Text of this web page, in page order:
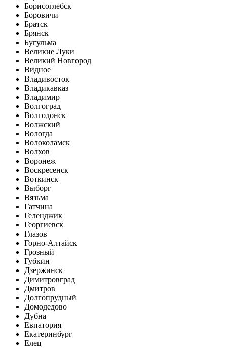
Борисоглебск
Боровичи
Братск
Брянск
Бугульма
Великие Луки
Великий Новгород
Видное
Владивосток
Владикавказ
Владимир
Волгоград
Волгодонск
Волжский
Вологда
Волоколамск
Волхов
Воронеж
Воскресенск
Воткинск
Выборг
Вязьма
Гатчина
Геленджик
Георгиевск
Глазов
Горно-Алтайск
Грозный
Губкин
Дзержинск
Димитровград
Дмитров
Долгопрудный
Домодедово
Дубна
Евпатория
Екатеринбург
Елец